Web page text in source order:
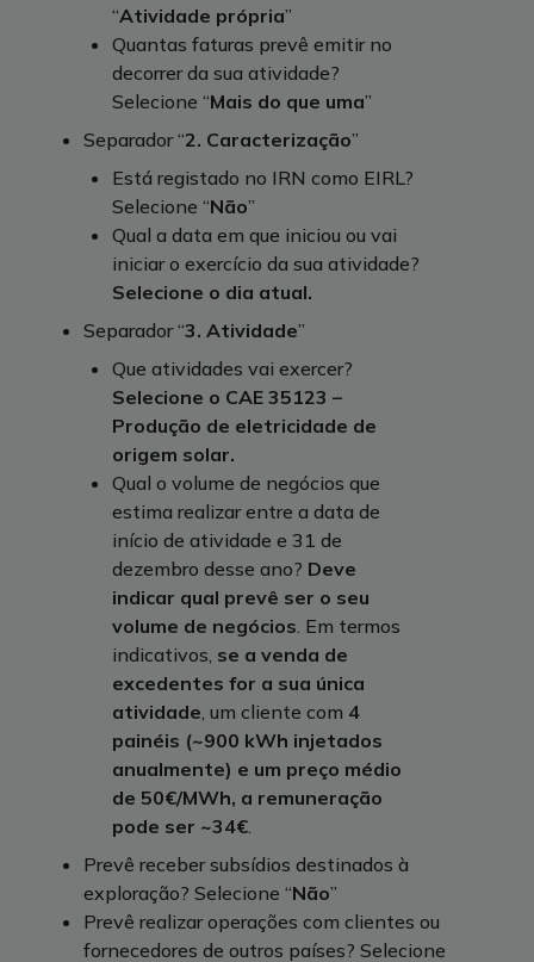
“Atividade própria”
Quantas faturas prevê emitir no
decorrer da sua atividade?
Selecione “Mais do que uma”
Separador “2. Caracterização”
Está registado no IRN como EIRL?
Selecione “Não”
Qual a data em que iniciou ou vai
iniciar o exercício da sua atividade?
Selecione o dia atual.
Separador “3. Atividade”
Que atividades vai exercer?
Selecione o CAE 35123 –
Produção de eletricidade de
origem solar.
Qual o volume de negócios que
estima realizar entre a data de
início de atividade e 31 de
dezembro desse ano? Deve
indicar qual prevê ser o seu
volume de negócios. Em termos
indicativos, se a venda de
excedentes for a sua única
atividade, um cliente com 4
painéis (~900 kWh injetados
anualmente) e um preço médio
de 50€/MWh, a remuneração
pode ser ~34€.
Prevê receber subsídios destinados à
exploração? Selecione “Não”
Prevê realizar operações com clientes ou
fornecedores de outros países? Selecione